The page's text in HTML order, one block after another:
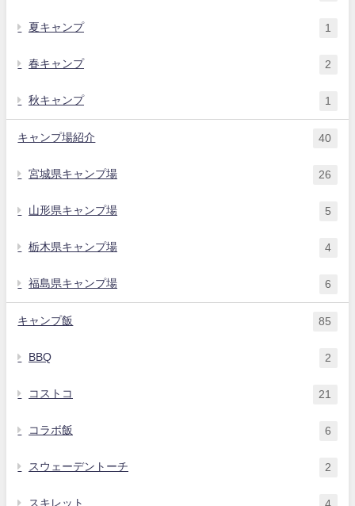
夏キャンプ 1
春キャンプ 2
秋キャンプ 1
キャンプ場紹介 40
宮城県キャンプ場 26
山形県キャンプ場 5
栃木県キャンプ場 4
福島県キャンプ場 6
キャンプ飯 85
BBQ 2
コストコ 21
コラボ飯 6
スウェーデントーチ 2
スキレット